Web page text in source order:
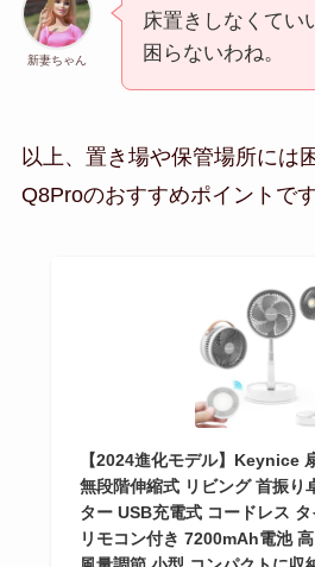
新妻ちゃん
床置きしなくてい
困らないわね。
以上、置き場や保管場所には
Q8Proのおすすめポイントです
【2024進化モデル】Keynice
無段階伸縮式 リビング 首振り
ター USB充電式 コードレス
リモコン付き 7200mAh電池